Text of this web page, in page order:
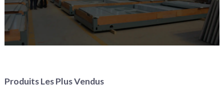
Produits Les Plus Vendus